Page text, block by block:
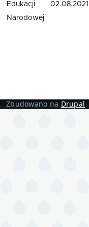
Edukacji
Narodowej
02.08.2021
Zbudowano na Drupal